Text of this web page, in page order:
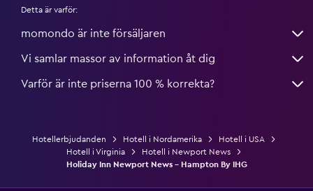
Detta är varför:
momondo är inte försäljaren
Vi samlar massor av information åt dig
Varför är inte priserna 100 % korrekta?
Hotellerbjudanden Hotell i Nordamerika
Hotell i USA
Hotell i Virginia
Hotell i Newport News
Holiday Inn Newport News - Hampton By IHG